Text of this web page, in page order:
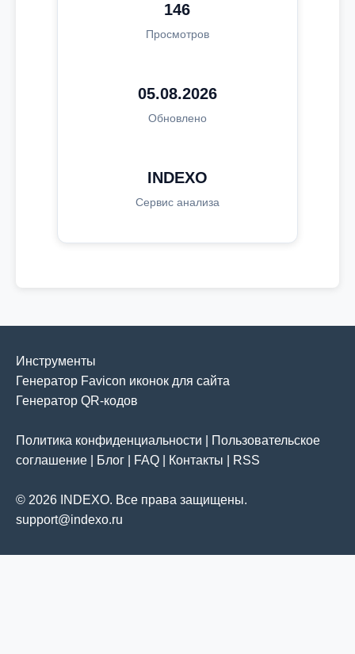
146
Просмотров
05.08.2026
Обновлено
INDEXO
Сервис анализа
Инструменты
Генератор Favicon иконок для сайта
Генератор QR-кодов
Политика конфиденциальности
Пользовательское
соглашение
Блог FAQ Контакты RSS
© 2026 INDEXO. Все права защищены.
support@indexo.ru